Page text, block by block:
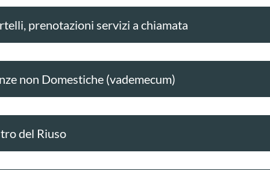
prenotazioni servizi a chiamata
non Domestiche (vademecum)
del Riuso